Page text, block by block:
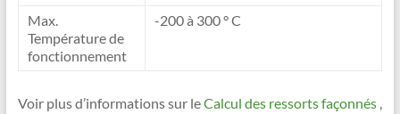
Max.
Température de
fonctionnement
-200 à 300 ° C
Voir plus d’informations sur leCalcul des ressorts façonnés,